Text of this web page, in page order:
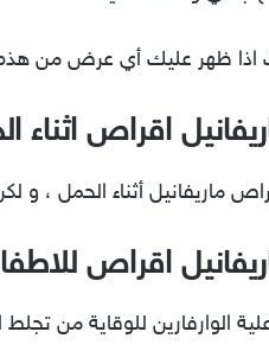
اذا ظهر عليك أي عرض من
اقراص اثناء
ماريفانيل أثناء الحمل ،
اقراص
الوارفارين للوقاية من